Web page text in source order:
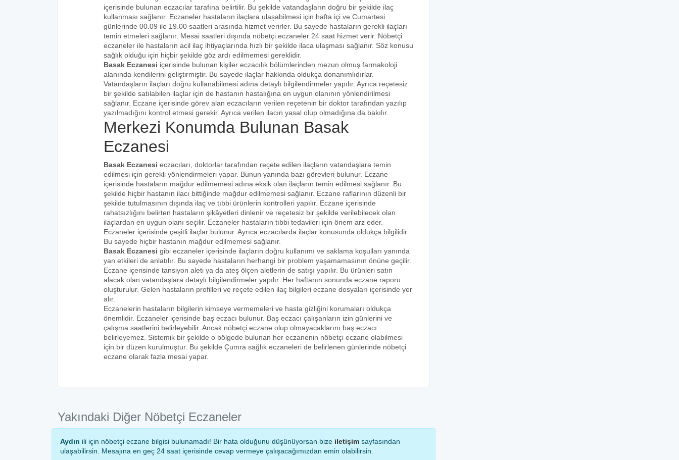
içerisinde bulunan eczacılar tarafına belirtilir. Bu şekilde vatandaşların doğru bir şekilde ilaç
kullanması sağlanır. Eczaneler hastaların ilaçlara ulaşabilmesi için hafta içi ve Cumartesi
günlerinde 00.09 ile 19.00 saatleri arasında hizmet verirler. Bu sayede hastaların gerekli ilaçları
temin etmeleri sağlanır. Mesai saatleri dışında nöbetçi eczaneler 24 saat hizmet verir. Nöbetçi
eczaneler ile hastaların acil ilaç ihtiyaçlarında hızlı bir şekilde ilaca ulaşması sağlanır. Söz konusu
sağlık olduğu için hiçbir şekilde göz ardı edilmemesi gereklidir.
Basak Eczanesi içerisinde bulunan kişiler eczacılık bölümlerinden mezun olmuş farmakoloji
alanında kendilerini geliştirmiştir. Bu sayede ilaçlar hakkında oldukça donanımlıdırlar.
Vatandaşların ilaçları doğru kullanabilmesi adına detaylı bilgilendirmeler yapılır. Ayrıca reçetesiz
bir şekilde satılabilen ilaçlar için de hastanın hastalığına en uygun olanının yönlendirilmesi
sağlanır. Eczane içerisinde görev alan eczacıların verilen reçetenin bir doktor tarafından yazılıp
yazılmadığını kontrol etmesi gerekir. Ayrıca verilen ilacın yasal olup olmadığına da bakılır.
Merkezi Konumda Bulunan Basak
Eczanesi
Basak Eczanesi eczacıları, doktorlar tarafından reçete edilen ilaçların vatandaşlara temin
edilmesi için gerekli yönlendirmeleri yapar. Bunun yanında bazı görevleri bulunur. Eczane
içerisinde hastaların mağdur edilmemesi adına eksik olan ilaçların temin edilmesi sağlanır. Bu
şekilde hiçbir hastanın ilacı bittiğinde mağdur edilmemesi sağlanır. Eczane raflarının düzenli bir
şekilde tutulmasının dışında ilaç ve tıbbi ürünlerin kontrolleri yapılır. Eczane içerisinde
rahatsızlığını belirten hastaların şikâyetleri dinlenir ve reçetesiz bir şekilde verilebilecek olan
ilaçlardan en uygun olanı seçilir. Eczaneler hastaların tıbbi tedavileri için önem arz eder.
Eczaneler içerisinde çeşitli ilaçlar bulunur. Ayrıca eczacılarda ilaçlar konusunda oldukça bilgilidir.
Bu sayede hiçbir hastanın mağdur edilmemesi sağlanır.
Basak Eczanesi gibi eczaneler içerisinde ilaçların doğru kullanımı ve saklama koşulları yanında
yan etkileri de anlatılır. Bu sayede hastaların herhangi bir problem yaşamamasının önüne geçilir.
Eczane içerisinde tansiyon aleti ya da ateş ölçen aletlerin de satışı yapılır. Bu ürünleri satın
alacak olan vatandaşlara detaylı bilgilendirmeler yapılır. Her haftanın sonunda eczane raporu
oluşturulur. Gelen hastaların profilleri ve reçete edilen ilaç bilgileri eczane dosyaları içerisinde yer
alır.
Eczanelerin hastaların bilgilerin kimseye vermemeleri ve hasta gizliğini korumaları oldukça
önemlidir. Eczaneler içerisinde baş eczacı bulunur. Baş eczacı çalışanların izin günlerini ve
çalışma saatlerini belirleyebilir. Ancak nöbetçi eczane olup olmayacaklarını baş eczacı
belirleyemez. Sistemik bir şekilde o bölgede bulunan her eczanenin nöbetçi eczane olabilmesi
için bir düzen kurulmuştur. Bu şekilde Çumra sağlık eczaneleri de belirlenen günlerinde nöbetçi
eczane olarak fazla mesai yapar.
Yakındaki Diğer Nöbetçi Eczaneler
Aydın ili için nöbetçi eczane bilgisi bulunamadı! Bir hata olduğunu düşünüyorsan bize iletişim sayfasından
ulaşabilirsin. Mesajına en geç 24 saat içerisinde cevap vermeye çalışacağımızdan emin olabilirsin.